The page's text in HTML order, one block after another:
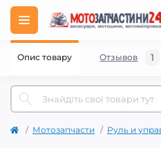
Мотозапчасти Руль и
Опис товару Отзывов 1